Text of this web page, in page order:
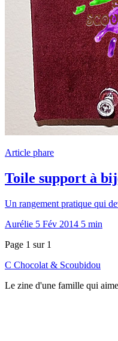
Article phare
Toile support à
Un rangement pratique qui
Aurélie 5 Fév 2014 5 min
Page 1 sur 1
C Chocolat & Scoubidou
Le zine d'une famille qui